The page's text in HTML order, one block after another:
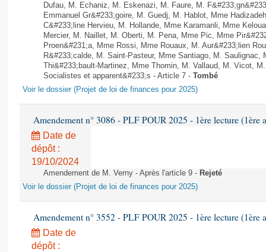
Dufau, M. Echaniz, M. Eskenazi, M. Faure, M.
Emmanuel Gr&#233;goire, M. Guedj, M. Hablot, Mme
C&#233;line Hervieu, M. Hollande, Mme Karamanli, Mme
Mercier, M. Naillet, M. Oberti, M. Pena, Mme Pic, Mme
Proen&#231;a, Mme Rossi, Mme Rouaux, M. Aur&#233;lien
R&#233;calde, M. Saint-Pasteur, Mme Santiago, M. Saulignac,
Thi&#233;bault-Martinez, Mme Thomin, M. Vallaud, M. Vicot,
Socialistes et apparent&#233;s - Article 7 - Tombé
Voir le dossier (Projet de loi de finances pour 2025)
Amendement n° 3086 - PLF POUR 2025 - 1ère lecture (1ère
Date de
dépôt :
19/10/2024
Amendement de M. Verny - Après l'article 9 - Rejeté
Voir le dossier (Projet de loi de finances pour 2025)
Amendement n° 3552 - PLF POUR 2025 - 1ère lecture (1ère
Date de
dépôt :